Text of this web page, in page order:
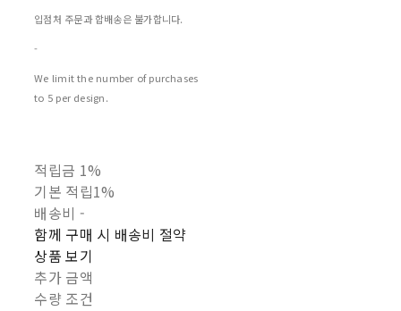
입점처 주문과 합배송은 불가합니다.
-
We limit the number of purchases
to 5 per design.
적립금 1%
기본 적립1%
배송비 -
함께 구매 시 배송비 절약
상품 보기
추가 금액
수량 조건